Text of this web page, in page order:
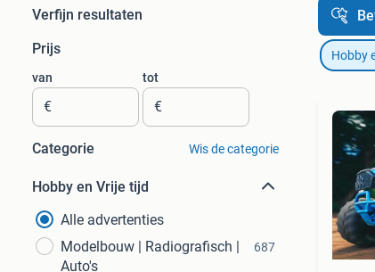
Verfijn resultaten
Prijs
van
€
tot
€
Categorie Wis de categorie
Hobby en Vrije tijd
Alle advertenties
Modelbouw | Radiografisch |
Auto's
687
Hobby